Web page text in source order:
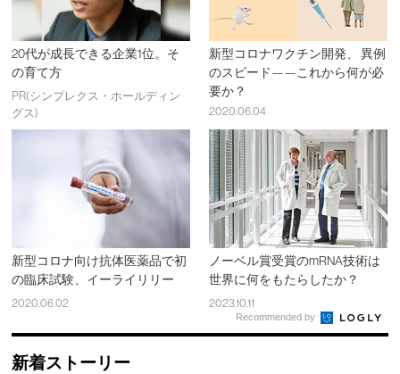
20代が成長できる企業1位。そ
の育て方
PR(シンプレクス・ホールディン
グス)
新型コロナワクチン開発、 異例
のスピード——これから何が必
要か？
2020.06.04
新型コロナ向け抗体医薬品で初
の臨床試験、イーライリリー
2020.06.02
ノーベル賞受賞のmRNA技術は
世界に何をもたらしたか？
2023.10.11
Recommended by
新着ストーリー